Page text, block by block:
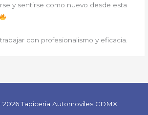
y sentirse como nuevo desde esta
con profesionalismo y eficacia.
Tapiceria Automoviles CDMX